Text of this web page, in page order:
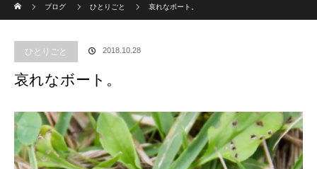
ブログ
ひとりごと 哀れなボート。
ひとりごと 2018.10.28
哀れなボート。